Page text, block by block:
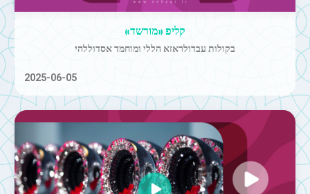
קליפ «מורשד»
בקולות עבדולראזא הללי ומוחמד אסדוללהי
2025-06-05